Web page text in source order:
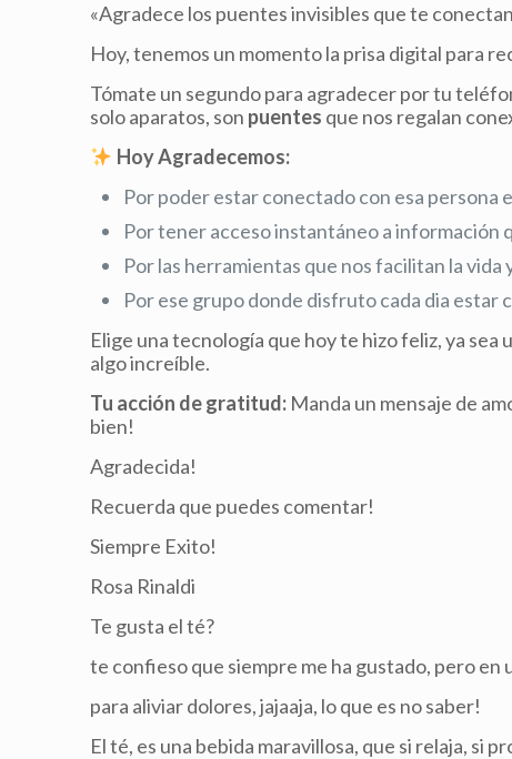
«Agradece los puentes invisibles que te
Hoy, tenemos un momento la prisa digital para
Tómate un segundo para agradecer por tu
solo aparatos, son puentes que nos regalan
Hoy Agradecemos:
Por poder estar conectado con esa persona
Por tener acceso instantáneo a información
Por las herramientas que nos facilitan la vida
Por ese grupo donde disfruto cada dia estar
Elige una tecnología que hoy te hizo feliz, ya
algo increíble.
Tu acción de gratitud: Manda un mensaje de
bien!
Agradecida!
Recuerda que puedes comentar!
Siempre Exito!
Rosa Rinaldi
Te gusta el té?
te confieso que siempre me ha gustado, pero en
para aliviar dolores, jajaaja, lo que es no saber!
El té, es una bebida maravillosa, que si relaja, si